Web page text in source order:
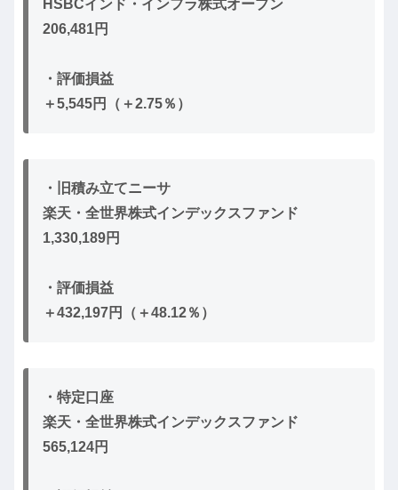
HSBCインド・インフラ株式オープン
206,481円
・評価損益
＋5,545円（＋2.75％）
・旧積み立てニーサ
楽天・全世界株式インデックスファンド
1,330,189円
・評価損益
＋432,197円（＋48.12％）
・特定口座
楽天・全世界株式インデックスファンド
565,124円